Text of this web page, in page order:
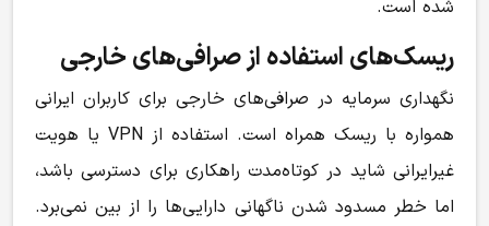
شده است.
ریسک‌های استفاده از صرافی‌های خارجی
نگهداری سرمایه در صرافی‌های خارجی برای کاربران ایرانی
همواره با ریسک همراه است. استفاده از VPN یا هویت
غیرایرانی شاید در کوتاه‌مدت راهکاری برای دسترسی باشد،
اما خطر مسدود شدن ناگهانی دارایی‌ها را از بین نمی‌برد.